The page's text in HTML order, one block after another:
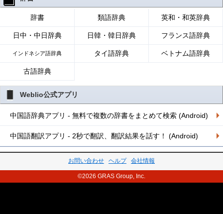
辞書 類語辞典 英和・和英辞典
日中・中日辞典 日韓・韓日辞典 フランス語辞典
インドネシア語辞典 タイ語辞典 ベトナム語辞典
古語辞典
Weblio公式アプリ
中国語辞典アプリ - 無料で複数の辞書をまとめて検索 (Android)
中国語翻訳アプリ - 2秒で翻訳、翻訳結果を話す！ (Android)
お問い合わせ ヘルプ 会社情報
©2026 GRAS Group, Inc.